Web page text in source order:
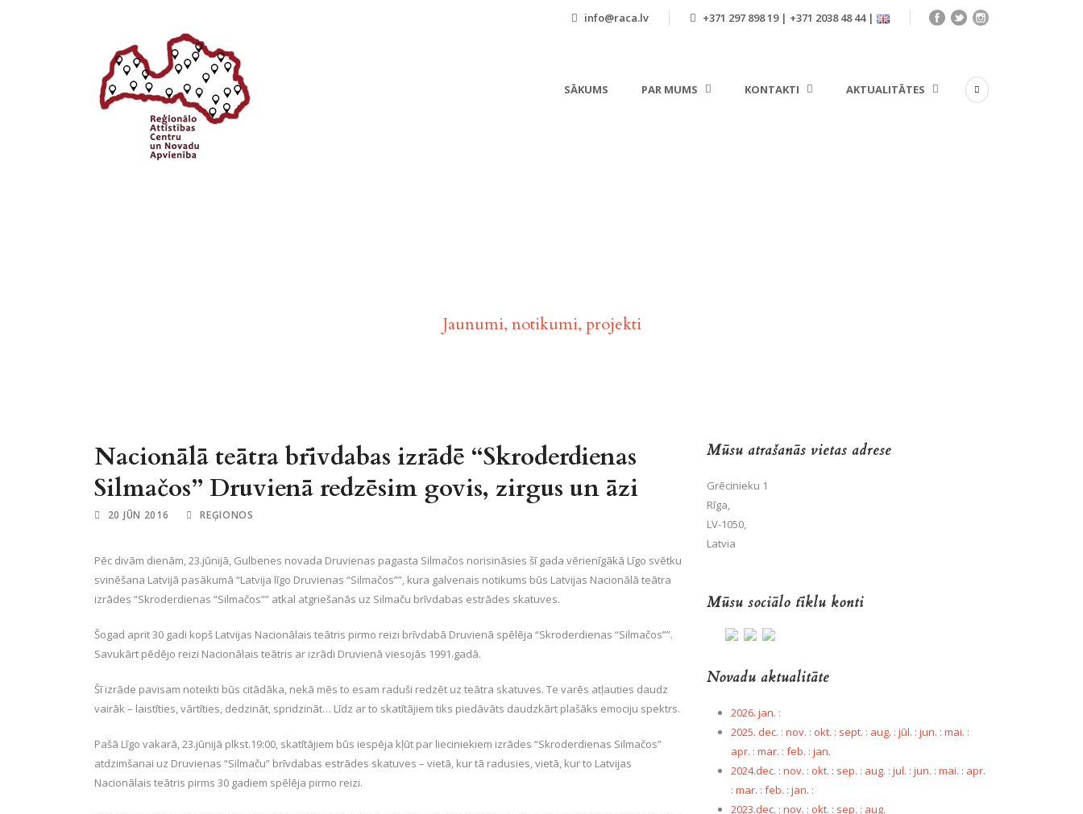
info@raca.lv +371 297 898 19 | +371 2038 48 44 |
SĀKUMS PAR MUMS KONTAKTI AKTUALITĀTES
Jaunumi, notikumi, projekti
Nacionālā teātra brīvdabas izrādē “Skroderdienas
Silmačos” Druvienā redzēsim govis, zirgus un āzi
20 JŪN 2016 REĢIONOS
Pēc divām dienām, 23.jūnijā, Gulbenes novada Druvienas pagasta Silmačos norisināsies šī gada vērienīgākā Līgo svētku
svinēšana Latvijā pasākumā “Latvija līgo Druvienas “Silmačos””, kura galvenais notikums būs Latvijas Nacionālā teātra
izrādes “Skroderdienas “Silmačos”” atkal atgriešanās uz Silmaču brīvdabas estrādes skatuves.
Šogad aprit 30 gadi kopš Latvijas Nacionālais teātris pirmo reizi brīvdabā Druvienā spēlēja “Skroderdienas “Silmačos””.
Savukārt pēdējo reizi Nacionālais teātris ar izrādi Druvienā viesojās 1991.gadā.
Šī izrāde pavisam noteikti būs citādāka, nekā mēs to esam raduši redzēt uz teātra skatuves. Te varēs atļauties daudz
vairāk – laistīties, vārtīties, dedzināt, spridzināt… Līdz ar to skatītājiem tiks piedāvāts daudzkārt plašāks emociju spektrs.
Pašā Līgo vakarā, 23.jūnijā plkst.19:00, skatītājiem būs iespēja kļūt par lieciniekiem izrādes “Skroderdienas Silmačos”
atdzimšanai uz Druvienas “Silmaču” brīvdabas estrādes skatuves – vietā, kur tā radusies, vietā, kur to Latvijas
Nacionālais teātris pirms 30 gadiem spēlēja pirmo reizi.
Mūsu atrašanās vietas adrese
Grēcinieku 1
Rīga,
LV-1050,
Latvia
Mūsu sociālo tīklu konti
Novadu aktualitāte
2026. jan. :
2025. dec. : nov. : okt. : sept. : aug. : jūl. : jun. : mai. :
apr. : mar. : feb. : jan.
2024.dec. : nov. : okt. : sep. : aug. : jul. : jun. : mai. : apr.
: mar. : feb. : jan. :
2023.dec. : nov. : okt. : sep. : aug.